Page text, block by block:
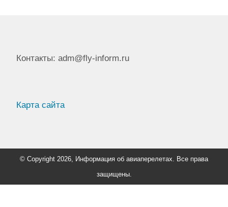
Контакты: adm@fly-inform.ru
Карта сайта
© Copyright 2026, Информация об авиаперелетах. Все права
защищены.